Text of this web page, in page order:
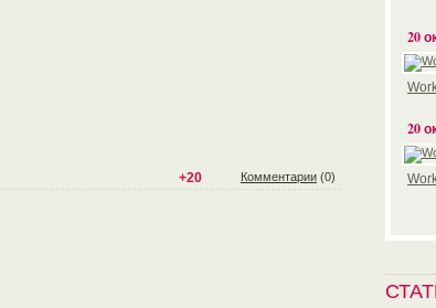
+20 Комментарии (0)
20
20